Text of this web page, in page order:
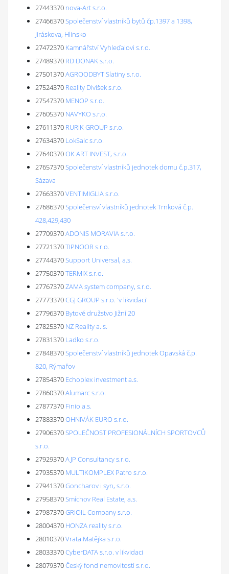
27443370 nova-Art s.r.o.
27466370Společenství vlastníků bytů čp.1397 a 1398,
Jiráskova, Hlinsko
27472370 Kamnářství Vyhleďalovi s.r.o.
27489370 RD DONAK s.r.o.
27501370AGROODBYT Slatiny s.r.o.
27524370 Reality Divíšek s.r.o.
27547370 MENOP s.r.o.
27605370 NAVYKO s.r.o.
27611370 RURIK GROUP s.r.o.
27634370 LokSalc s.r.o.
27640370OK ART INVEST, s.r.o.
27657370Společenství vlastníků jednotek domu č.p.317,
Sázava
27663370VENTIMIGLIA s.r.o.
27686370Společensví vlastníků jednotek Trnková č.p.
428,429,430
27709370ADONIS MORAVIA s.r.o.
27721370TIPNOOR s.r.o.
27744370Support Universal, a.s.
27750370TERMIX s.r.o.
27767370ZAMA system company, s.r.o.
27773370CGJ GROUP s.r.o. 'v likvidaci'
27796370 Bytové družstvo Jižní 20
27825370 NZ Reality a. s.
27831370 Ladko s.r.o.
27848370Společenství vlastníků jednotek Opavská č.p.
820, Rýmařov
27854370 Echoplex investment a.s.
27860370Alumarc s.r.o.
27877370 Finio a.s.
27883370OHNIVÁK EURO s.r.o.
27906370SPOLEČNOST PROFESIONÁLNÍCH SPORTOVCŮ
s.r.o.
27929370AJP Consultancy s.r.o.
27935370 MULTIKOMPLEX Patro s.r.o.
27941370Goncharov i syn, s.r.o.
27958370Smíchov Real Estate, a.s.
27987370GRIOIL Company s.r.o.
28004370 HONZA reality s.r.o.
28010370Vrata Matějka s.r.o.
28033370CyberDATA s.r.o. v likvidaci
28079370Český fond nemovitostí s.r.o.